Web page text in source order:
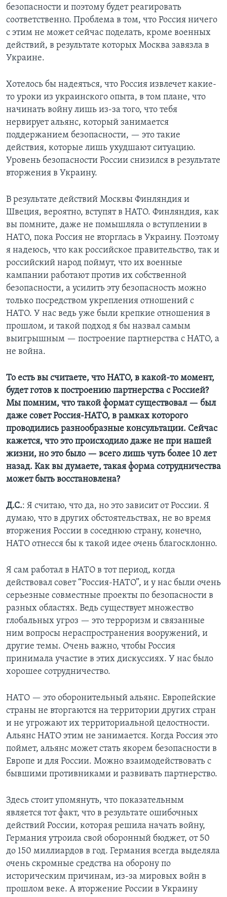
безопасности и поэтому будет реагировать
соответственно. Проблема в том, что Россия ничего
с этим не может сейчас поделать, кроме военных
действий, в результате которых Москва завязла в
Украине.
Хотелось бы надеяться, что Россия извлечет какие-
то уроки из украинского опыта, в том плане, что
начинать войну лишь из-за того, что тебя
нервирует альянс, который занимается
поддержанием безопасности, — это такие
действия, которые лишь ухудшают ситуацию.
Уровень безопасности России снизился в результате
вторжения в Украину.
В результате действий Москвы Финляндия и
Швеция, вероятно, вступят в НАТО. Финляндия, как
вы помните, даже не помышляла о вступлении в
НАТО, пока Россия не вторглась в Украину. Поэтому
я надеюсь, что как российское правительство, так и
российский народ поймут, что их военные
кампании работают против их собственной
безопасности, а усилить эту безопасность можно
только посредством укрепления отношений с
НАТО. У нас ведь уже были крепкие отношения в
прошлом, и такой подход я бы назвал самым
выигрышным — построение партнерства с НАТО, а
не война.
То есть вы считаете, что НАТО, в какой-то момент,
будет готов к построению партнерства с Россией?
Мы помним, что такой формат существовал — был
даже совет Россия-НАТО, в рамках которого
проводились разнообразные консультации. Сейчас
кажется, что это происходило даже не при нашей
жизни, но это было — всего лишь чуть более 10 лет
назад. Как вы думаете, такая форма сотрудничества
может быть восстановлена?
Д.С.: Я считаю, что да, но это зависит от России. Я
думаю, что в других обстоятельствах, не во время
вторжения России в соседнюю страну, конечно,
НАТО отнесся бы к такой идее очень благосклонно.
Я сам работал в НАТО в тот период, когда
действовал совет “Россия-НАТО”, и у нас были очень
серьезные совместные проекты по безопасности в
разных областях. Ведь существует множество
глобальных угроз — это терроризм и связанные
ним вопросы нераспространения вооружений, и
другие темы. Очень важно, чтобы Россия
принимала участие в этих дискуссиях. У нас было
хорошее сотрудничество.
НАТО — это оборонительный альянс. Европейские
страны не вторгаются на территории других стран
и не угрожают их территориальной целостности.
Альянс НАТО этим не занимается. Когда Россия это
поймет, альянс может стать якорем безопасности в
Европе и для России. Можно взаимодействовать с
бывшими противниками и развивать партнерство.
Здесь стоит упомянуть, что показательным
является тот факт, что в результате ошибочных
действий России, которая решила начать войну,
Германия утроила свой оборонный бюджет, от 50
до 150 миллиардов в год. Германия всегда выделяла
очень скромные средства на оборону по
историческим причинам, из-за мировых войн в
прошлом веке. А вторжение России в Украину